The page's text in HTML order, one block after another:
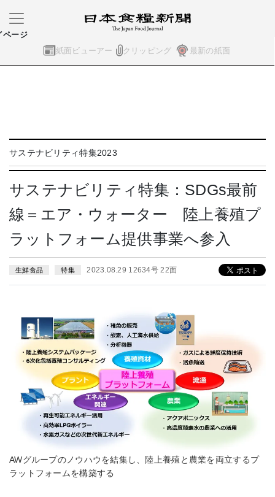
紙面ビューアー クリッピング 最新の紙面
ページ
サステナビリティ特集2023
サステナビリティ特集：SDGs最前
線＝エア・ウォーター 陸上養殖プ
ラットフォーム提供事業へ参入
生鮮食品 特集 2023.08.29 12634号 22面
AWグループのノウハウを結集し、陸上養殖と農業を両立するプ
ラットフォームを構築する